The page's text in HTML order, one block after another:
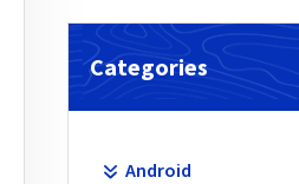
Categories
Android